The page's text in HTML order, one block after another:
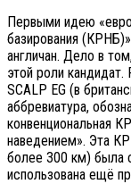
Первыми идею
базирования
англичан. Дело в
этой роли
SCALP EG (в
аббревиатура,
конвенциональная
наведением». Эта
более 300 км) была
использована ещё